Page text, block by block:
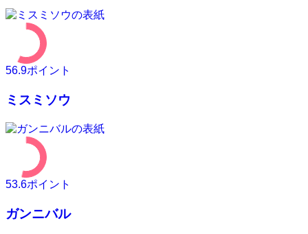
56.9ポイント
ミスミソウ
53.6ポイント
ガンニバル